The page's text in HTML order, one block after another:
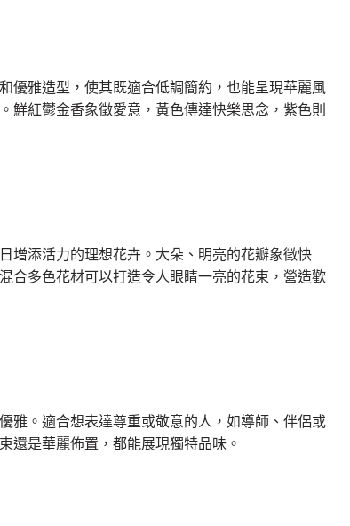
優雅造型，使其既適合低調簡約，也能呈現華麗風
鮮紅鬱金香象徵愛意，黃色傳達快樂思念，紫色則
增添活力的理想花卉。大朵、明亮的花瓣象徵快
合多色花材可以打造令人眼睛一亮的花束，營造歡
雅。適合想表達尊重或敬意的人，如導師、伴侶或
還是華麗佈置，都能展現獨特品味。